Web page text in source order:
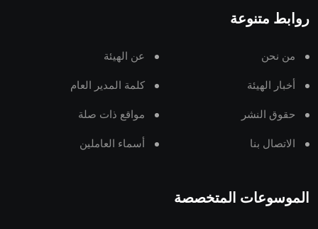
روابط متنوعة
من نحن عن الهيئة
أخبار الهيئة كلمة المدير العام
حقوق النشر مواقع ذات صلة
الاتصال بنا أسماء العاملين
الموسوعات المتخصصة